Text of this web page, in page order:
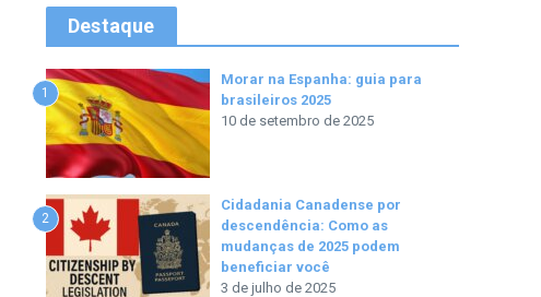
Destaque
1
Morar na Espanha: guia para
brasileiros 2025
10 de setembro de 2025
2
Cidadania Canadense por
descendência: Como as
mudanças de 2025 podem
beneficiar você
3 de julho de 2025